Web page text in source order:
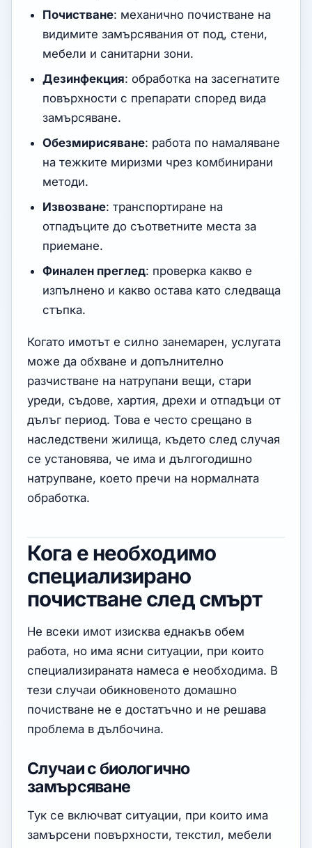
Почистване: механично почистване на
видимите замърсявания от под, стени,
мебели и санитарни зони.
Дезинфекция: обработка на засегнатите
повърхности с препарати според вида
замърсяване.
Обезмирисяване: работа по намаляване
на тежките миризми чрез комбинирани
методи.
Извозване: транспортиране на
отпадъците до съответните места за
приемане.
Финален преглед: проверка какво е
изпълнено и какво остава като следваща
стъпка.
Когато имотът е силно занемарен, услугата
може да обхване и допълнително
разчистване на натрупани вещи, стари
уреди, съдове, хартия, дрехи и отпадъци от
дълъг период. Това е често срещано в
наследствени жилища, където след случая
се установява, че има и дългогодишно
натрупване, което пречи на нормалната
обработка.
Кога е необходимо
специализирано
почистване след смърт
Не всеки имот изисква еднакъв обем
работа, но има ясни ситуации, при които
специализираната намеса е необходима. В
тези случаи обикновеното домашно
почистване не е достатъчно и не решава
проблема в дълбочина.
Случаи с биологично
замърсяване
Тук се включват ситуации, при които има
замърсени повърхности, текстил, мебели